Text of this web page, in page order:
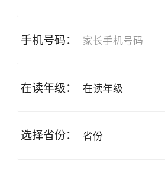
手机号码：
在读年级：
选择省份：